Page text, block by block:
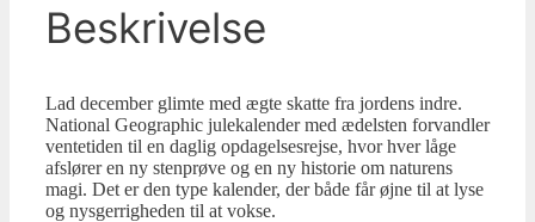
Beskrivelse
Lad december glimte med ægte skatte fra jordens indre.
National Geographic julekalender med ædelsten forvandler
ventetiden til en daglig opdagelsesrejse, hvor hver låge
afslører en ny stenprøve og en ny historie om naturens
magi. Det er den type kalender, der både får øjne til at lyse
og nysgerrigheden til at vokse.